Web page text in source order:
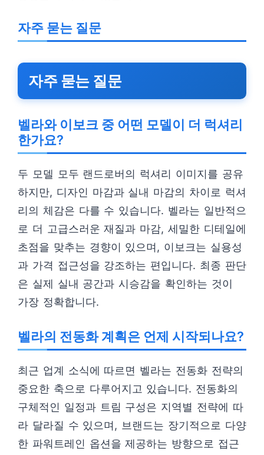
자주 묻는 질문
자주 묻는 질문
벨라와 이보크 중 어떤 모델이 더 럭셔리
한가요?
두 모델 모두 랜드로버의 럭셔리 이미지를 공유
하지만, 디자인 마감과 실내 마감의 차이로 럭셔
리의 체감은 다를 수 있습니다. 벨라는 일반적으
로 더 고급스러운 재질과 마감, 세밀한 디테일에
초점을 맞추는 경향이 있으며, 이보크는 실용성
과 가격 접근성을 강조하는 편입니다. 최종 판단
은 실제 실내 공간과 시승감을 확인하는 것이
가장 정확합니다.
벨라의 전동화 계획은 언제 시작되나요?
최근 업계 소식에 따르면 벨라는 전동화 전략의
중요한 축으로 다루어지고 있습니다. 전동화의
구체적인 일정과 트림 구성은 지역별 전략에 따
라 달라질 수 있으며, 브랜드는 장기적으로 다양
한 파워트레인 옵션을 제공하는 방향으로 접근